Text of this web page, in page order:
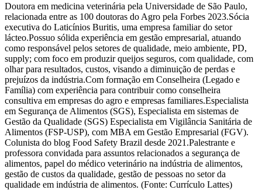
Doutora em medicina veterinária pela Universidade de São Paulo,
relacionada entre as 100 doutoras do Agro pela Forbes 2023.Sócia
executiva do Laticínios Buritis, uma empresa familiar do setor
lácteo.Possuo sólida experiência em gestão empresarial, atuando
como responsável pelos setores de qualidade, meio ambiente, PD,
supply; com foco em produzir queijos seguros, com qualidade, com
olhar para resultados, custos, visando a diminuição de perdas e
prejuízos da indústria.Com formação em Conselheira (Legado e
Família) com experiência para contribuir como conselheira
consultiva em empresas do agro e empresas familiares.Especialista
em Segurança de Alimentos (SGS), Especialista em sistemas de
Gestão da Qualidade (SGS) Especialista em Vigilância Sanitária de
Alimentos (FSP-USP), com MBA em Gestão Empresarial (FGV).
Colunista do blog Food Safety Brazil desde 2021.Palestrante e
professora convidada para assuntos relacionados a segurança de
alimentos, papel do médico veterinário na indústria de alimentos,
gestão de custos da qualidade, gestão de pessoas no setor da
qualidade em indústria de alimentos. (Fonte: Currículo Lattes)